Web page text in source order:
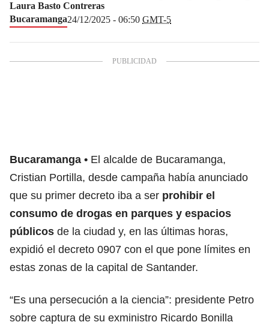
Laura Basto Contreras
Bucaramanga24/12/2025 - 06:50 GMT-5
Bucaramanga
El alcalde de Bucaramanga,
Cristian Portilla, desde campaña había anunciado
que su primer decreto iba a ser prohibir el
consumo de drogas en parques y espacios
públicos de la ciudad y, en las últimas horas,
expidió el decreto 0907 con el que pone límites en
estas zonas de la capital de Santander.
“Es una persecución a la ciencia”: presidente Petro
sobre captura de su exministro Ricardo Bonilla